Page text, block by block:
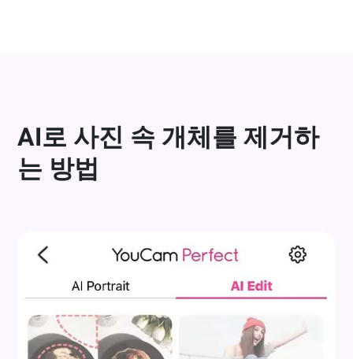
AI로 사진 속 개체를 제거하
는 방법